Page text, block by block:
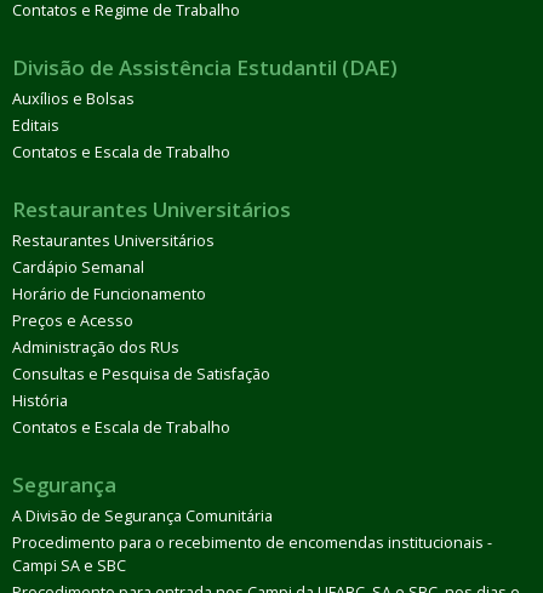
Contatos e Regime de Trabalho
Divisão de Assistência Estudantil (DAE)
Auxílios e Bolsas
Editais
Contatos e Escala de Trabalho
Restaurantes Universitários
Restaurantes Universitários
Cardápio Semanal
Horário de Funcionamento
Preços e Acesso
Administração dos RUs
Consultas e Pesquisa de Satisfação
História
Contatos e Escala de Trabalho
Segurança
A Divisão de Segurança Comunitária
Procedimento para o recebimento de encomendas institucionais -
Campi SA e SBC